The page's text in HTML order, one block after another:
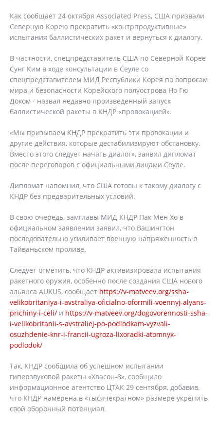
Как сообщает 24 октября Associated Press, США призвали
Северную Корею прекратить «контрпродуктивные»
испытания баллистических ракет и вернуться к диалогу.
В частности, спецпредставитель США по Северной Корее
Сунг Ким в ходе консультации в Сеуле со
спецпредставителем МИД Республики Корея по вопросам
мира и безопасности Корейского полуострова Но Гю
Доком - назвал недавно произведенный запуск
баллистической ракеты в КНДР «провокацией».
«Мы призываем КНДР прекратить эти провокации и
другие действия, которые дестабилизируют обстановку.
Вместо этого следует начать диалог», заявил дипломат
после переговоров с официальными лицами Сеуле.
Дипломат напомнил, что США готовы к такому диалогу с
КНДР без предварительных условий.
В свою очередь, замглавы МИД КНДР Пак Мён Хо в
официальном заявлении заявил, что Вашингтон
последовательно усиливает военную напряженность в
Тайваньском проливе.
Следует отметить, что КНДР активизировала испытания
ракетного оружия, особенно после создания США нового
альянса AUKUS, сообщает https://v-matveev.org/ssha-
velikobritaniya-i-avstraliya-oficialno-oformili-voennyj-alyans-
prichiny-i-celi/ и https://v-matveev.org/dogovorennosti-ssha-
i-velikobritanii-s-avstraliej-po-podlodkam-vyzvali-
osuzhdenie-knr-i-francii-ugroza-lixoradki-atomnyx-
podlodok/
Так, КНДР сообщила об успешном испытании
гиперзвуковой ракеты «Хвасон-8», сообщило
информационное агентство ЦТАК 29 сентября, добавив,
что КНДР намерена в «тысячекратном» размере укрепить
свой оборонный потенциал.